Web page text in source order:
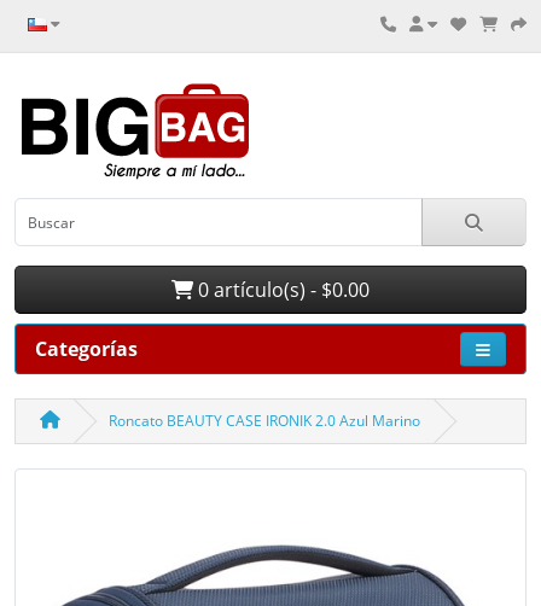
0 artículo(s) - $0.00
Categorías
Roncato BEAUTY CASE IRONIK 2.0 Azul Marino